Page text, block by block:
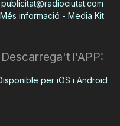
publicitat@radiociutat.com
Més informació - Media Kit
Descarrega't l'APP:
per iOS i Android